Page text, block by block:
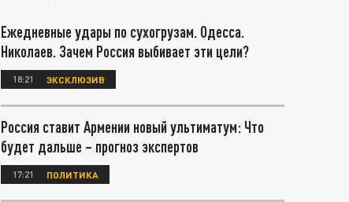
Ежедневные удары по сухогрузам. Одесса.
Николаев. Зачем Россия выбивает эти цели?
18:21 ЭКСКЛЮЗИВ
Россия ставит Армении новый ультиматум: Что
будет дальше – прогноз экспертов
17:21 ПОЛИТИКА